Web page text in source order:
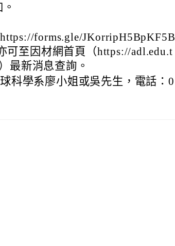
forms.gle/JKorripH5BpKF5B
可至因材網首頁（https://adl.edu.t
）最新消息查詢。
科學系廖小姐或吳先生，電話：0